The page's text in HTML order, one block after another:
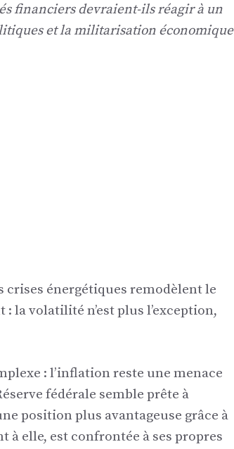
financiers devraient-ils réagir à un
et la militarisation économique
énergétiques remodèlent le
la volatilité n’est plus l’exception,
: l’inflation reste une menace
fédérale semble prête à
position plus avantageuse grâce à
à elle, est confrontée à ses propres